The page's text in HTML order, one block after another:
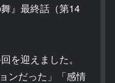
』最終話（第14
を迎えました。
ンだった」「感情